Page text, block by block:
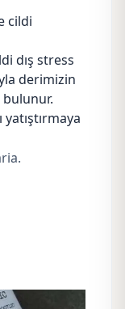
cildi
dış stress
derimizin
bulunur.